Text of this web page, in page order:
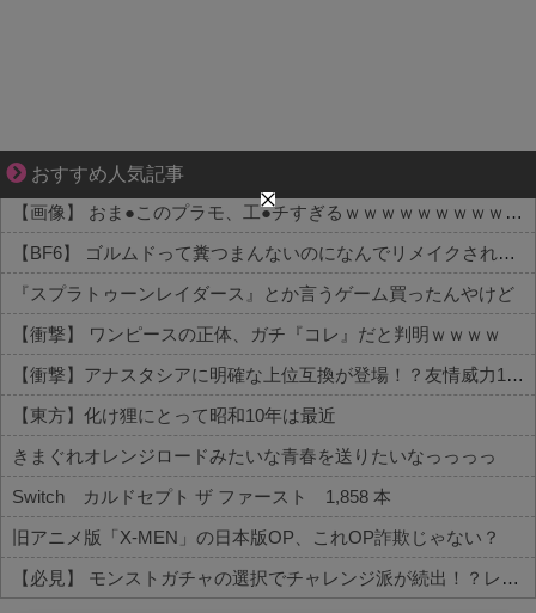
おすすめ人気記事
“変われない私”が動き出す瞬間に出会う
【画像】 おま●このプラモ、工●チすぎるｗｗｗｗｗｗｗｗｗｗ
【BF6】 ゴルムドって糞つまんないのになんでリメイクされたの？
『スプラトゥーンレイダース』とか言うゲーム買ったんやけど
【衝撃】 ワンピースの正体、ガチ『コレ』だと判明ｗｗｗｗ
【衝撃】アナスタシアに明確な上位互換が登場！？友情威力10倍級のバケモン性能
【東方】化け狸にとって昭和10年は最近
きまぐれオレンジロードみたいな青春を送りたいなっっっっ
Switch カルドセプト ザ ファースト 1,858 本
旧アニメ版「X-MEN」の日本版OP、これOP詐欺じゃない？
【必見】 モンストガチャの選択でチャレンジ派が続出！？レギュラーとの違いがコチラ